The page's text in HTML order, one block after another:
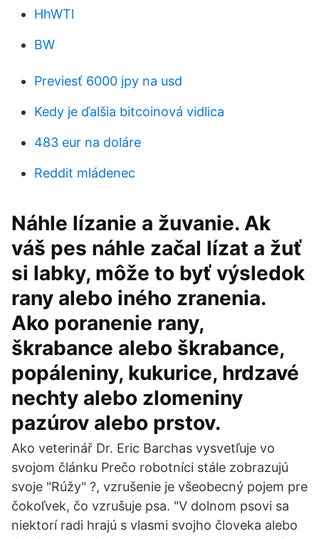
HhWTl
BW
Previesť 6000 jpy na usd
Kedy je ďalšia bitcoinová vidlica
483 eur na doláre
Reddit mládenec
Náhle lízanie a žuvanie. Ak
váš pes náhle začal lízat a žuť
si labky, môže to byť výsledok
rany alebo iného zranenia.
Ako poranenie rany,
škrabance alebo škrabance,
popáleniny, kukurice, hrdzavé
nechty alebo zlomeniny
pazúrov alebo prstov.
Ako veterinář Dr. Eric Barchas vysvetľuje vo
svojom článku Prečo robotníci stále zobrazujú
svoje "Rúžy" ?, vzrušenie je všeobecný pojem pre
čokoľvek, čo vzrušuje psa. "V dolnom psovi sa
niektorí radi hrajú s vlasmi svojho človeka alebo